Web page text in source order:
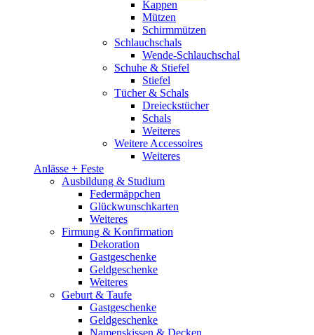
Kappen
Mützen
Schirmmützen
Schlauchschals
Wende-Schlauchschal
Schuhe & Stiefel
Stiefel
Tücher & Schals
Dreieckstücher
Schals
Weiteres
Weitere Accessoires
Weiteres
Anlässe + Feste
Ausbildung & Studium
Federmäppchen
Glückwunschkarten
Weiteres
Firmung & Konfirmation
Dekoration
Gastgeschenke
Geldgeschenke
Weiteres
Geburt & Taufe
Gastgeschenke
Geldgeschenke
Namenskissen & Decken